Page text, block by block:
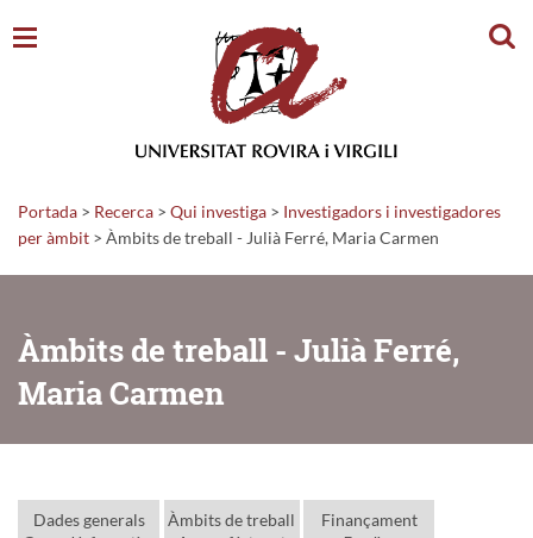
Portada > Recerca > Qui investiga > Investigadors i investigadores
per àmbit > Àmbits de treball - Julià Ferré, Maria Carmen
Àmbits de treball - Julià Ferré,
Maria Carmen
Dades generals
Àmbits de treball
Finançament